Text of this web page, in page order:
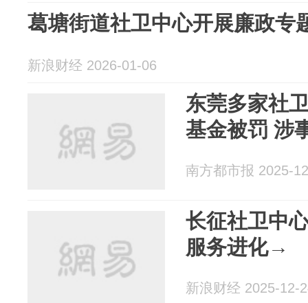
葛塘街道社卫中心开展廉政专
新浪财经 2026-01-06
东莞多家社
基金被罚 涉
南方都市报 2025-
长征社卫中
服务进化→
新浪财经 2025-12-